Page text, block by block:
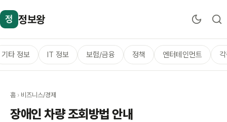
정 정보왕
기타 정보 IT 정보 보험/금융 정책 엔터테인먼트
홈 › 비즈니스/경제
장애인 차량 조회방법 안내